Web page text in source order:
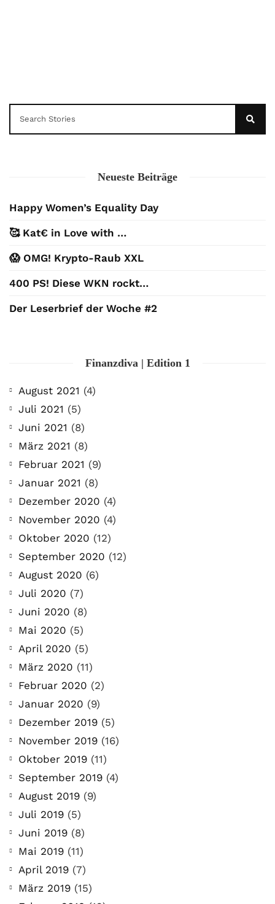
Neueste Beiträge
Happy Women’s Equality Day
🥰 Kat€ in Love with …
😱 OMG! Krypto-Raub XXL
400 PS! Diese WKN rockt…
Der Leserbrief der Woche #2
Finanzdiva | Edition 1
August 2021 (4)
Juli 2021 (5)
Juni 2021 (8)
März 2021 (8)
Februar 2021 (9)
Januar 2021 (8)
Dezember 2020 (4)
November 2020 (4)
Oktober 2020 (12)
September 2020 (12)
August 2020 (6)
Juli 2020 (7)
Juni 2020 (8)
Mai 2020 (5)
April 2020 (5)
März 2020 (11)
Februar 2020 (2)
Januar 2020 (9)
Dezember 2019 (5)
November 2019 (16)
Oktober 2019 (11)
September 2019 (4)
August 2019 (9)
Juli 2019 (5)
Juni 2019 (8)
Mai 2019 (11)
April 2019 (7)
März 2019 (15)